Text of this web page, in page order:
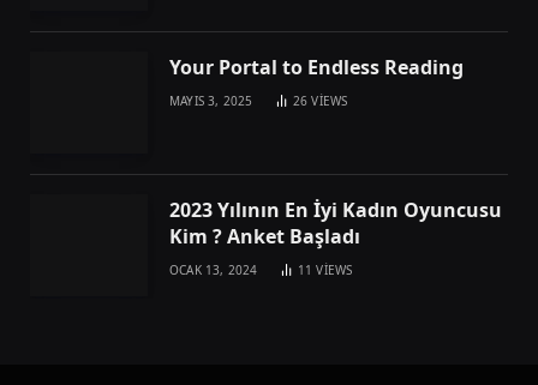
Your Portal to Endless Reading
MAYIS 3, 2025 26VIEWS
2023 Yılının En İyi Kadın Oyuncusu
Kim ? Anket Başladı
OCAK 13, 2024 11VIEWS